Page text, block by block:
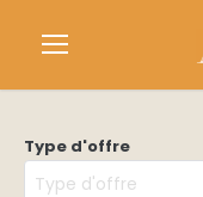
Type d'offre
Type d'offre